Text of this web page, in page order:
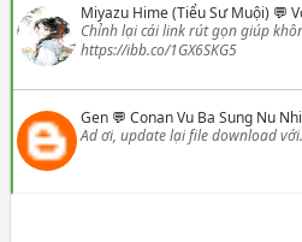
Miyazu Hime (Tiểu Sư Muội) 💬
Chỉnh lại cái link rút gọn giúp
https://ibb.co/1GX6SKG5
Gen💬 Conan Vu Ba Sung Nu
Ad ơi, update lại file download